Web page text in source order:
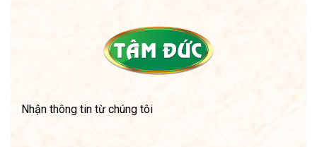
Nhận thông tin từ chúng tôi